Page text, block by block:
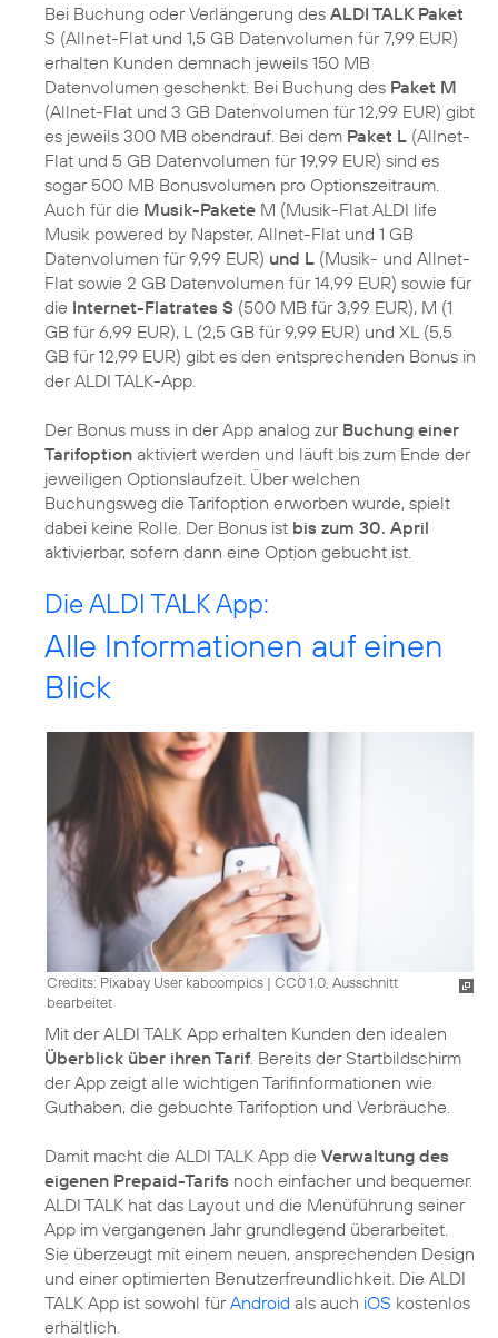
Bei Buchung oder Verlängerung des ALDI TALK Paket
S (Allnet-Flat und 1,5 GB Datenvolumen für 7,99 EUR)
erhalten Kunden demnach jeweils 150 MB
Datenvolumen geschenkt. Bei Buchung des Paket M
(Allnet-Flat und 3 GB Datenvolumen für 12,99 EUR) gibt
es jeweils 300 MB obendrauf. Bei dem Paket L (Allnet-
Flat und 5 GB Datenvolumen für 19,99 EUR) sind es
sogar 500 MB Bonusvolumen pro Optionszeitraum.
Auch für die Musik-Pakete M (Musik-Flat ALDI life
Musik powered by Napster, Allnet-Flat und 1 GB
Datenvolumen für 9,99 EUR) und L (Musik- und Allnet-
Flat sowie 2 GB Datenvolumen für 14,99 EUR) sowie für
die Internet-Flatrates S (500 MB für 3,99 EUR), M (1
GB für 6,99 EUR), L (2,5 GB für 9,99 EUR) und XL (5,5
GB für 12,99 EUR) gibt es den entsprechenden Bonus in
der ALDI TALK-App.
Der Bonus muss in der App analog zur Buchung einer
Tarifoption aktiviert werden und läuft bis zum Ende der
jeweiligen Optionslaufzeit. Über welchen
Buchungsweg die Tarifoption erworben wurde, spielt
dabei keine Rolle. Der Bonus ist bis zum 30. April
aktivierbar, sofern dann eine Option gebucht ist.
Die ALDI TALK App:
Alle Informationen auf einen
Blick
Credits: Pixabay User kaboompics | CC0 1.0, Ausschnitt
bearbeitet
Mit der ALDI TALK App erhalten Kunden den idealen
Überblick über ihren Tarif. Bereits der Startbildschirm
der App zeigt alle wichtigen Tarifinformationen wie
Guthaben, die gebuchte Tarifoption und Verbräuche.
Damit macht die ALDI TALK App die Verwaltung des
eigenen Prepaid-Tarifs noch einfacher und bequemer.
ALDI TALK hat das Layout und die Menüführung seiner
App im vergangenen Jahr grundlegend überarbeitet.
Sie überzeugt mit einem neuen, ansprechenden Design
und einer optimierten Benutzerfreundlichkeit. Die ALDI
TALK App ist sowohl fürAndroid als auch iOS kostenlos
erhältlich.